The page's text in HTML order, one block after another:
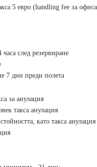
5 евро (handling fee за
след резервиране
7 дни преди полета
за анулация
такса анулация
като такса анулация